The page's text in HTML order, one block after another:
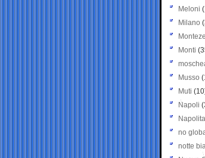
Meloni
Milano
Monti
Musso
Muti
Napoli
no
notte